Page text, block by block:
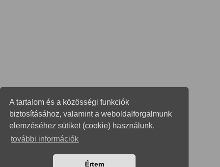
A tartalom és a közösségi funkciók
biztosításához, valamint a weboldalforgalmunk
elemzéséhez sütiket (cookie) használunk.
további információk
Értem